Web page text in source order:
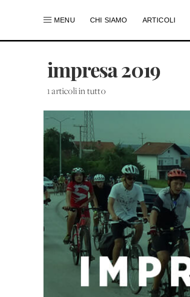
MENU CHI SIAMO ARTICOLI
impresa 2019
1 articoli in tutto